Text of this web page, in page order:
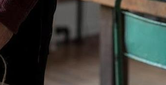
Vos kits de communication personnalisés
Je vends
Votre boîte à outils « accélérez votre croissance »
J'améliore mes pratiques
Vos formations 100% opérationnelles, dédiées au
Votre centre de ressources et vos services de